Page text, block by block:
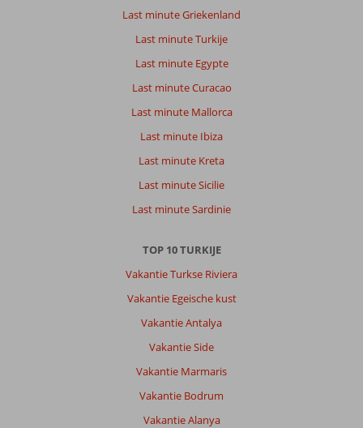
Last minute Griekenland
Last minute Turkije
Last minute Egypte
Last minute Curacao
Last minute Mallorca
Last minute Ibiza
Last minute Kreta
Last minute Sicilie
Last minute Sardinie
TOP 10 TURKIJE
Vakantie Turkse Riviera
Vakantie Egeische kust
Vakantie Antalya
Vakantie Side
Vakantie Marmaris
Vakantie Bodrum
Vakantie Alanya